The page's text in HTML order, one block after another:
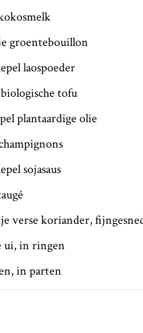
groentebouillon
laospoeder
tofu
plantaardige olie
sojasaus
verse koriander,
ui, in ringen
in parten